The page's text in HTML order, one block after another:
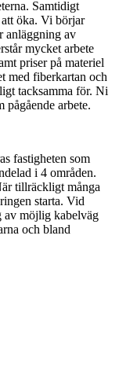
Samtidigt
öka. Vi börjar
anläggning av
mycket arbete
priser på materiel
med fiberkartan och
tacksamma för. Ni
arbete.
fastigheten som
i 4 områden.
tillräckligt många
starta. Vid
av möjlig kabelväg
och bland